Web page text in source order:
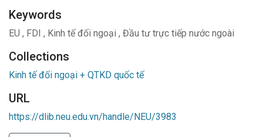
Keywords
EU , FDI , Kinh tế đối ngoại , Đầu tư trực tiếp nước ngoài
Collections
Kinh tế đối ngoại + QTKD quốc tế
URL
https://dlib.neu.edu.vn/handle/NEU/3983